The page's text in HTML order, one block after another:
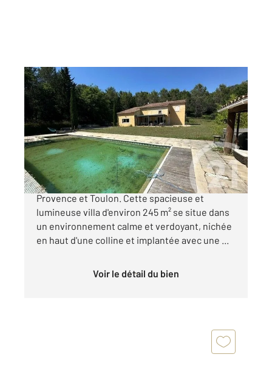
BRIGNOLES 83
245 m2, 7 pièces
Ref : 469
Maison à vendre
603 200 €
Sur la commune de BRIGNOLES à 1h d'Aix en
Provence et Toulon. Cette spacieuse et
lumineuse villa d'environ 245 m² se situe dans
un environnement calme et verdoyant, nichée
en haut d'une colline et implantée avec une ...
Voir le détail du bien